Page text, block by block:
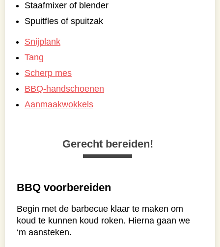
Staafmixer of blender
Spuitfles of spuitzak
Snijplank
Tang
Scherp mes
BBQ-handschoenen
Aanmaakwokkels
Gerecht bereiden!
BBQ voorbereiden
Begin met de barbecue klaar te maken om
koud te kunnen koud roken. Hierna gaan we
‘m aansteken.